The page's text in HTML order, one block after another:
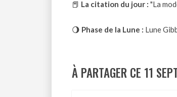
📕 La citation du jour : "La
🌖 Phase de la Lune : Lune
À PARTAGER CE 11